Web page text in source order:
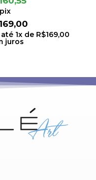
até 1x de R$169,00
juros